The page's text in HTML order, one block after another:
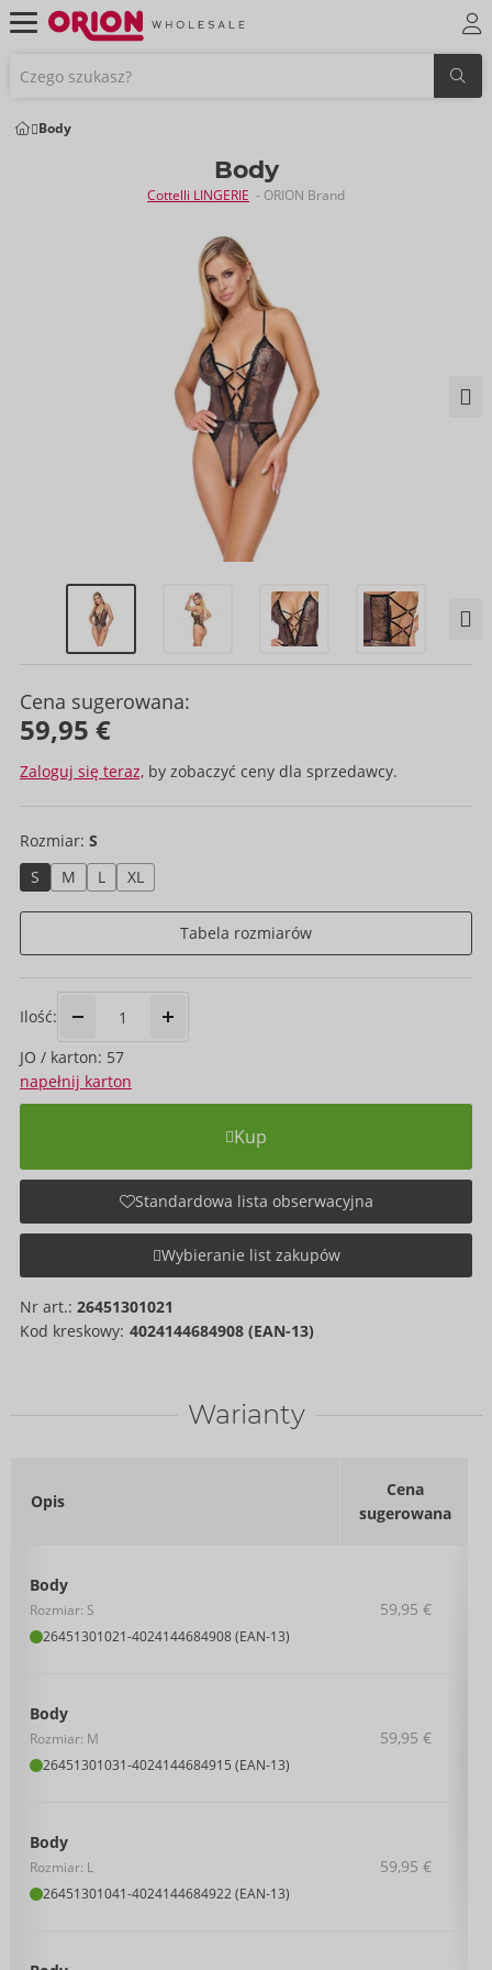
Body
Body
Cottelli LINGERIE - ORION Brand
Cena sugerowana:
59,95 €
Zaloguj się teraz, by zobaczyć ceny dla sprzedawcy.
Rozmiar: S
S
M L XL
Tabela rozmiarów
Ilość:
JO / karton: 57
napełnij karton
Kup
Standardowa lista obserwacyjna
Wybieranie list zakupów
Nr art.: 26451301021
Kod kreskowy: 4024144684908 (EAN-13)
Warianty
Opis
Cena
sugerowana
Body
Rozmiar: S
26451301021-4024144684908 (EAN-13)
59,95 €
Body
Rozmiar: M
26451301031-4024144684915 (EAN-13)
59,95 €
Body
Rozmiar: L
26451301041-4024144684922 (EAN-13)
59,95 €